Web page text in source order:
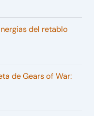
del retablo
de Gears of War: